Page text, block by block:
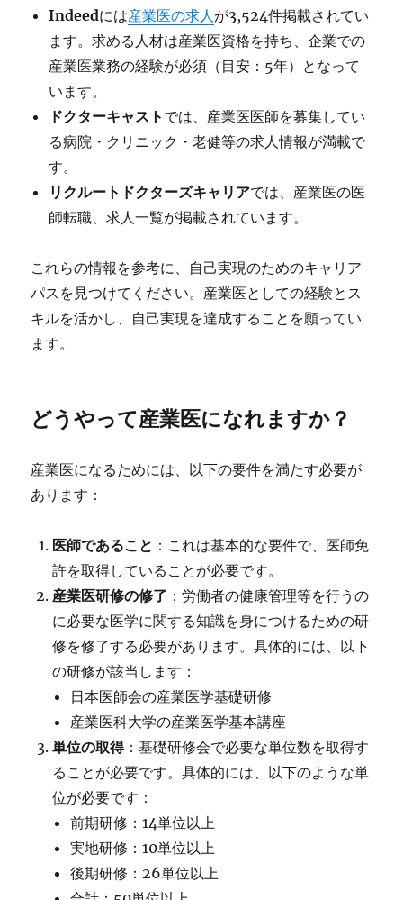
Indeedには産業医の求人が3,524件掲載されてい
ます。求める人材は産業医資格を持ち、企業での
産業医業務の経験が必須（目安：5年）となって
います。
ドクターキャスト では、産業医医師を募集してい
る病院・クリニック・老健等の求人情報が満載で
す。
リクルートドクターズキャリアでは、産業医の医
師転職、求人一覧が掲載されています。
これらの情報を参考に、自己実現のためのキャリア
パスを見つけてください。産業医としての経験とス
キルを活かし、自己実現を達成することを願ってい
ます。
どうやって産業医になれますか？
産業医になるためには、以下の要件を満たす必要が
あります：
医師であること ：これは基本的な要件で、医師免
許を取得していることが必要です。
産業医研修の修了 ：労働者の健康管理等を行うの
に必要な医学に関する知識を身につけるための研
修を修了する必要があります。具体的には、以下
の研修が該当します：
日本医師会の産業医学基礎研修
産業医科大学の産業医学基本講座
単位の取得：基礎研修会で必要な単位数を取得す
ることが必要です。具体的には、以下のような単
位が必要です：
前期研修：14単位以上
実地研修：10単位以上
後期研修：26単位以上